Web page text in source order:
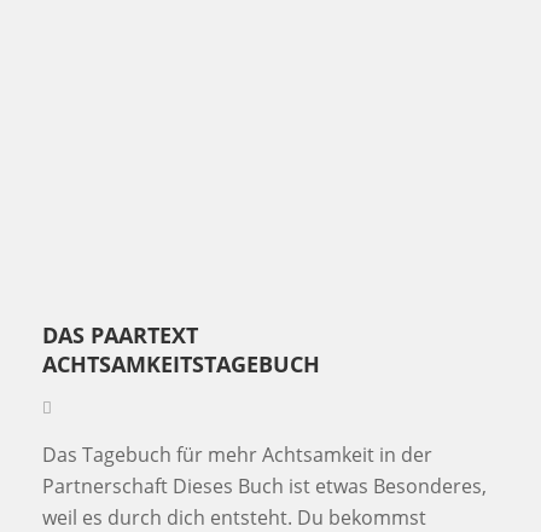
DAS PAARTEXT
ACHTSAMKEITSTAGEBUCH
Das Tagebuch für mehr Achtsamkeit in der
Partnerschaft Dieses Buch ist etwas Besonderes,
weil es durch dich entsteht. Du bekommst